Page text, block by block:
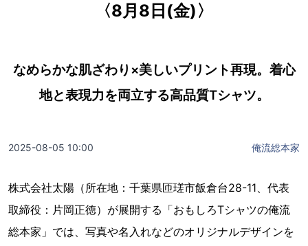
〈8月8日(金)〉
なめらかな肌ざわり×美しいプリント再現。着心
地と表現力を両立する高品質Tシャツ。
2025-08-05 10:00 俺流総本家
株式会社太陽（所在地：千葉県匝瑳市飯倉台28-11、代表
取締役：片岡正徳）が展開する「おもしろTシャツの俺流
総本家」では、写真や名入れなどのオリジナルデザインを